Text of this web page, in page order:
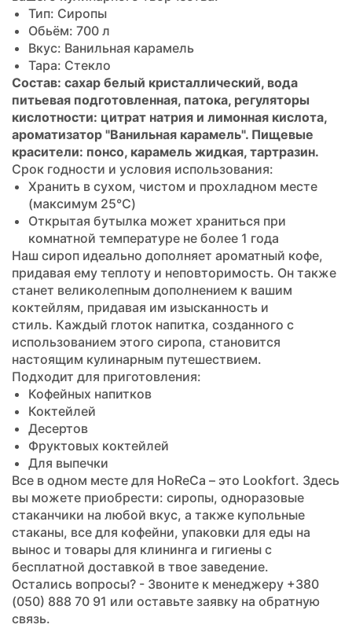
Тип: Сиропы
Обьём: 700 л
Вкус: Ванильная карамель
Тара: Стекло
Состав: сахар белый кристаллический, вода
питьевая подготовленная, патока, регуляторы
кислотности: цитрат натрия и лимонная кислота,
ароматизатор "Ванильная карамель". Пищевые
красители: понсо, карамель жидкая, тартразин.
Срок годности и условия использования:
Хранить в сухом, чистом и прохладном месте
(максимум 25°C)
Открытая бутылка может храниться при
комнатной температуре не более 1 года
Наш сироп идеально дополняет ароматный кофе,
придавая ему теплоту и неповторимость. Он также
станет великолепным дополнением к вашим
коктейлям, придавая им изысканность и
стиль. Каждый глоток напитка, созданного с
использованием этого сиропа, становится
настоящим кулинарным путешествием.
Подходит для приготовления:
Кофейных напитков
Коктейлей
Десертов
Фруктовых коктейлей
Для выпечки
Все в одном месте для HoReCa – это Lookfort. Здесь
вы можете приобрести: сиропы, одноразовые
стаканчики на любой вкус, а также купольные
стаканы, все для кофейни, упаковки для еды на
вынос и товары для клининга и гигиены с
бесплатной доставкой в твое заведение.
Остались вопросы? - Звоните к менеджеру +380
(050) 888 70 91 или оставьте заявку на обратную
связь.